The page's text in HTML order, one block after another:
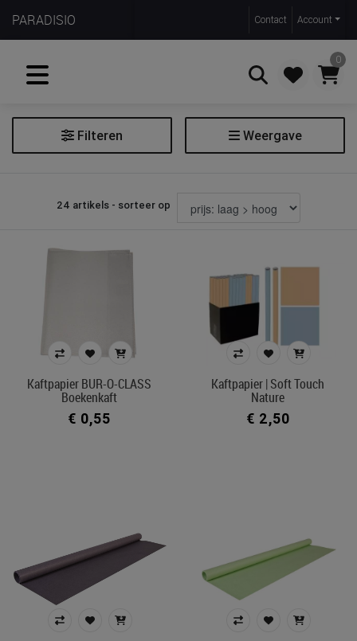
PARADISIO Contact Account
0
Zoeken
Filteren Weergave
Kleur
Ecocheque artikelen
24 artikels - sorteer op
Kaftpapier BUR-O-CLASS
Boekenkaft
€ 0,55
Kaftpapier | Soft Touch
Nature
€ 2,50